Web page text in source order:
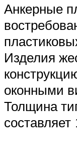
Анкерные
Изделия
оконными
Толщина